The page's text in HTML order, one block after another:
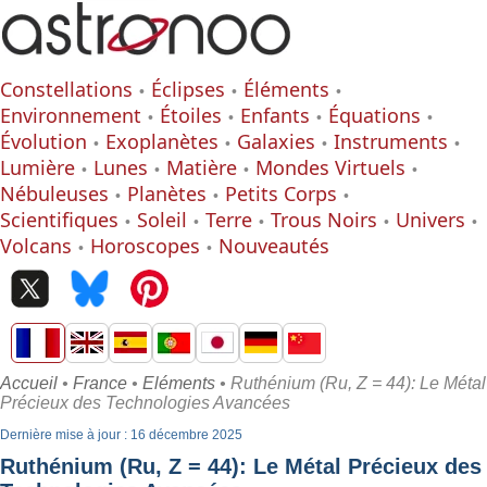
Constellations Éclipses
Éléments
Environnement
Étoiles Enfants
Équations
Évolution
Exoplanètes Galaxies
Instruments
Lumière
Lunes Matière
Mondes Virtuels
Nébuleuses
Planètes
Petits Corps
Scientifiques
Soleil Terre Trous Noirs
Univers
Volcans
Horoscopes Nouveautés
Accueil • France • Eléments • Ruthénium (Ru, Z = 44): Le Métal
Précieux des Technologies Avancées
Dernière mise à jour : 16 décembre 2025
Ruthénium (Ru, Z = 44): Le Métal Précieux des